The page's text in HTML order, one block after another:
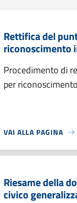
Rettifica del
riconoscimento
Procedimento di
per
VAI ALLA PAGINA
Riesame della
civico